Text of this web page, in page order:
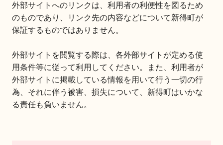
外部サイトへのリンクは、利用者の利便性を図るため
のものであり、リンク先の内容などについて新得町が
保証するものではありません。
外部サイトを閲覧する際は、各外部サイトが定める使
用条件等に従って利用してください。また、利用者が
外部サイトに掲載している情報を用いて行う一切の行
為、それに伴う被害、損失について、新得町はいかな
る責任も負いません。